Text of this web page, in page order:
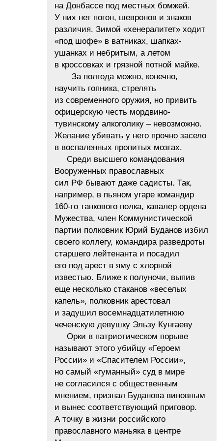
на Донбассе под местных бомжей.
У них нет погон, шевронов и знаков
различия. Зимой «хенералитет» ходит
«под шофе» в ватниках, шапках-
ушанках и небритым, а летом
в кроссовках и грязной потной майке.
За полгода можно, конечно,
научить гопника, стрелять
из современного оружия, но привить
офицерскую честь мордвино-
тувинскому алкоголику – невозможно.
Желание убивать у него прочно засело
в воспаленных пропитых мозгах.
Среди высшего командования
Вооруженных православных
сил РФ бывают даже садисты. Так,
например, в пьяном угаре командир
160-го танкового полка, кавалер ордена
Мужества, член Коммунистической
партии полковник Юрий Буданов избил
своего коллегу, командира разведроты
старшего лейтенанта и посадил
его под арест в яму с хлорной
известью. Ближе к полуночи, выпив
еще несколько стаканов «веселых
капель», полковник арестовал
и задушил восемнадцатилетнюю
чеченскую девушку Эльзу Кунгаеву
Орки в патриотическом порыве
называют этого убийцу «Героем
России» и «Спасителем России»,
но самый «гуманный» суд в мире
не согласился с общественным
мнением, признал Буданова виновным
и вынес соответствующий приговор.
А точку в жизни российского
православного маньяка в центре